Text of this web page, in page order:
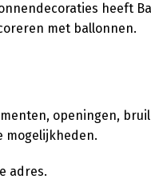
heeft
met ballonnen.
openingen,
mogelijkheden.
adres.